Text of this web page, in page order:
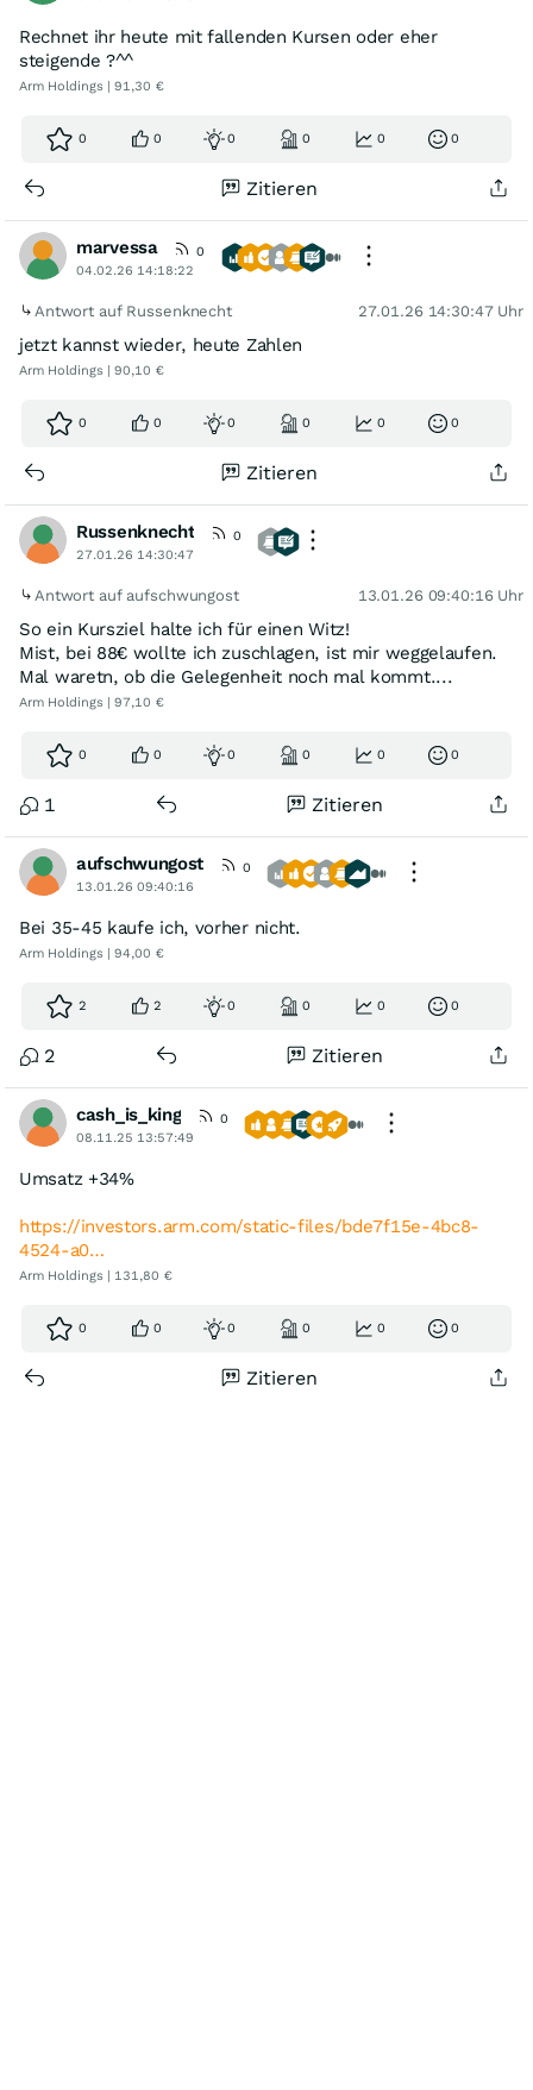
Rechnet ihr heute mit fallenden Kursen oder eher
steigende ?^^
Arm Holdings | 91,30 €
0 0 0 0 0 0
Zitieren
marvessa
0
04.02.26 14:18:22
Antwort auf Russenknecht 27.01.26 14:30:47 Uhr
jetzt kannst wieder, heute Zahlen
Arm Holdings | 90,10 €
0 0 0 0 0 0
Zitieren
Russenknecht
0
27.01.26 14:30:47
Antwort auf aufschwungost 13.01.26 09:40:16 Uhr
So ein Kursziel halte ich für einen Witz!
Mist, bei 88€ wollte ich zuschlagen, ist mir weggelaufen.
Mal waretn, ob die Gelegenheit noch mal kommt....
Arm Holdings | 97,10 €
0 0 0 0 0 0
1 Zitieren
aufschwungost
0
13.01.26 09:40:16
Bei 35-45 kaufe ich, vorher nicht.
Arm Holdings | 94,00 €
2 2 0 0 0 0
2 Zitieren
cash_is_king
0
08.11.25 13:57:49
Umsatz +34%
https://investors.arm.com/static-files/bde7f15e-4bc8-
4524-a0…
Arm Holdings | 131,80 €
0 0 0 0 0 0
Zitieren